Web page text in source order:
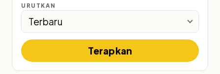
URUTKAN
Terapkan